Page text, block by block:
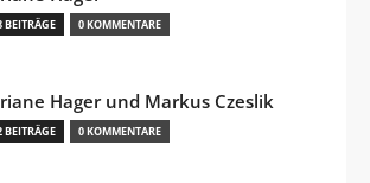
BEITRÄGE 0 KOMMENTARE
Hager und Markus Czeslik
BEITRÄGE 0 KOMMENTARE